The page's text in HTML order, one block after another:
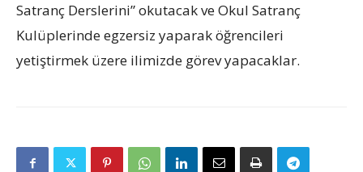
Satranç Derslerini” okutacak ve Okul Satranç
Kulüplerinde egzersiz yaparak öğrencileri
yetiştirmek üzere ilimizde görev yapacaklar.